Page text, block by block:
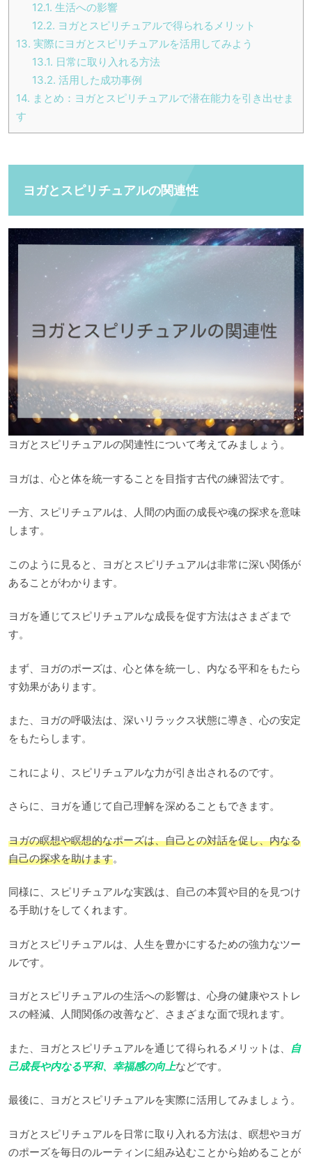
12.1. 生活への影響
12.2. ヨガとスピリチュアルで得られるメリット
13. 実際にヨガとスピリチュアルを活用してみよう
13.1. 日常に取り入れる方法
13.2. 活用した成功事例
14. まとめ：ヨガとスピリチュアルで潜在能力を引き出せま
す
ヨガとスピリチュアルの関連性
ヨガとスピリチュアルの関連性について考えてみましょう。
ヨガは、心と体を統一することを目指す古代の練習法です。
一方、スピリチュアルは、人間の内面の成長や魂の探求を意味
します。
このように見ると、ヨガとスピリチュアルは非常に深い関係が
あることがわかります。
ヨガを通じてスピリチュアルな成長を促す方法はさまざまで
す。
まず、ヨガのポーズは、心と体を統一し、内なる平和をもたら
す効果があります。
また、ヨガの呼吸法は、深いリラックス状態に導き、心の安定
をもたらします。
これにより、スピリチュアルな力が引き出されるのです。
さらに、ヨガを通じて自己理解を深めることもできます。
ヨガの瞑想や瞑想的なポーズは、自己との対話を促し、内なる
自己の探求を助けます。
同様に、スピリチュアルな実践は、自己の本質や目的を見つけ
る手助けをしてくれます。
ヨガとスピリチュアルは、人生を豊かにするための強力なツー
ルです。
ヨガとスピリチュアルの生活への影響は、心身の健康やストレ
スの軽減、人間関係の改善など、さまざまな面で現れます。
また、ヨガとスピリチュアルを通じて得られるメリットは、
自
己成長や内なる平和、幸福感の向上などです。
最後に、ヨガとスピリチュアルを実際に活用してみましょう。
ヨガとスピリチュアルを日常に取り入れる方法は、瞑想やヨガ
のポーズを毎日のルーティンに組み込むことから始めることが